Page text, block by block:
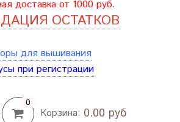
доставка от 1000 руб.
ОСТАТКОВ
для вышивания
при регистрации
0
Корзина: 0.00 руб